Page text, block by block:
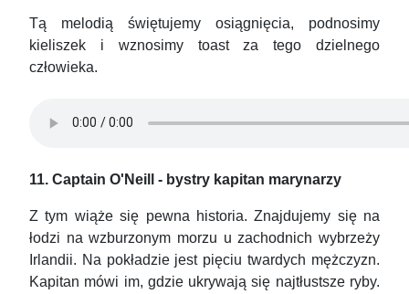
Tą melodią świętujemy osiągnięcia, podnosimy
kieliszek i wznosimy toast za tego dzielnego
człowieka.
11. Captain O'Neill - bystry kapitan marynarzy
Z tym wiąże się pewna historia. Znajdujemy się na
łodzi na wzburzonym morzu u zachodnich wybrzeży
Irlandii. Na pokładzie jest pięciu twardych mężczyzn.
Kapitan mówi im, gdzie ukrywają się najtłustsze ryby.